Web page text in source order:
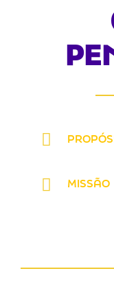
MISSÃO